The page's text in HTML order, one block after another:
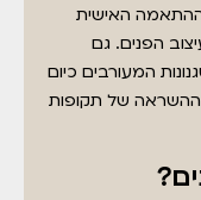
האישית
הפנים. גם
המעורבים כיום
ההשראה של תקופות